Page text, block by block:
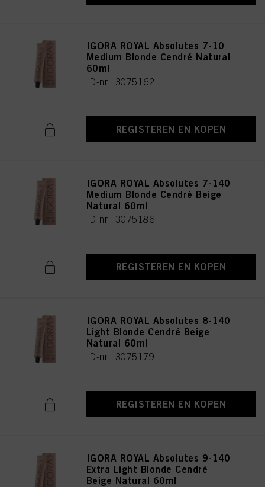
IGORA ROYAL Absolutes 7-10
Medium Blonde Cendré Natural
60ml
ID-nr. 3075162
REGISTEREN EN KOPEN
IGORA ROYAL Absolutes 7-140
Medium Blonde Cendré Beige
Natural 60ml
ID-nr. 3075186
REGISTEREN EN KOPEN
IGORA ROYAL Absolutes 8-140
Light Blonde Cendré Beige
Natural 60ml
ID-nr. 3075179
REGISTEREN EN KOPEN
IGORA ROYAL Absolutes 9-140
Extra Light Blonde Cendré
Beige Natural 60ml